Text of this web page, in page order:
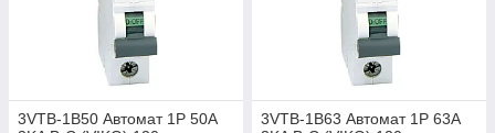
3VTB-1B50 Автомат 1P 50A
3VTB-1B63 Автомат 1P 63A